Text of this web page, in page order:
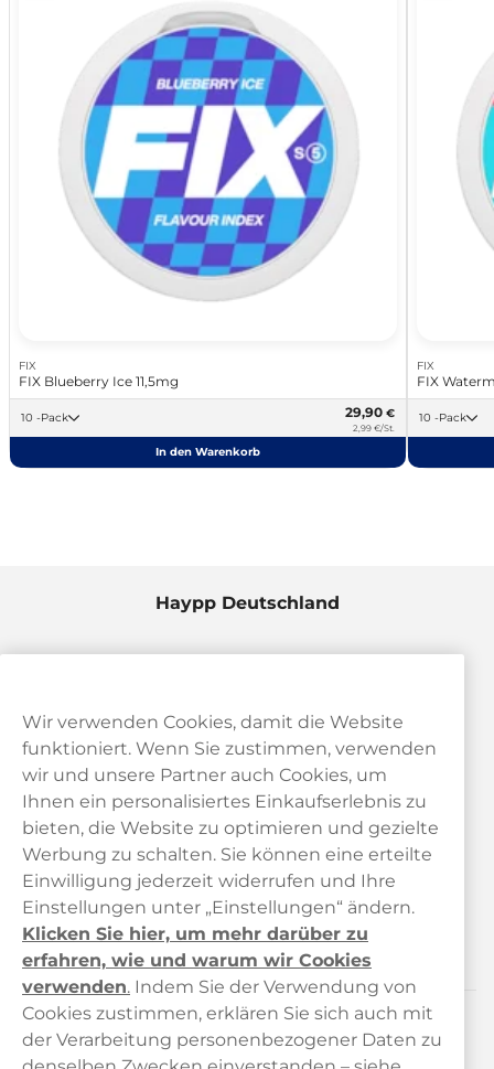
FIX
FIX Blueberry Ice 11,5mg
10 -Pack 29,90 €
2,99 €/St.
In den Warenkorb
FIX
FIX
10 -Pack
Haypp Deutschland
Kontaktieren Sie uns!
Kundendienst
Links
Über uns
Wir verwenden Cookies, damit die Website
funktioniert. Wenn Sie zustimmen, verwenden
wir und unsere Partner auch Cookies, um
Ihnen ein personalisiertes Einkaufserlebnis zu
bieten, die Website zu optimieren und gezielte
Werbung zu schalten. Sie können eine erteilte
Einwilligung jederzeit widerrufen und Ihre
Einstellungen unter „Einstellungen“ ändern.
Klicken Sie hier, um mehr darüber zu
erfahren, wie und warum wir Cookies
verwenden. Indem Sie der Verwendung von
Cookies zustimmen, erklären Sie sich auch mit
der Verarbeitung personenbezogener Daten zu